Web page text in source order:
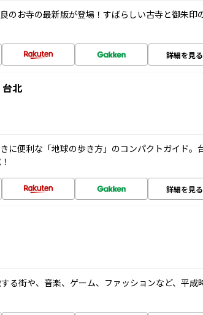
のお寺の最新版が登場！すばらしい古寺と御朱印
詳細を見る
北
に便利な「地球の歩き方」のコンパクトガイド。
詳細を見る
る街や、音楽、ゲーム、ファッションなど、平成